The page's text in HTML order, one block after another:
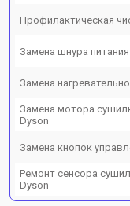
Профилактическая
Замена шнура питания
Замена
Замена мотора
Dyson
Замена кнопок
Ремонт сенсора
Dyson